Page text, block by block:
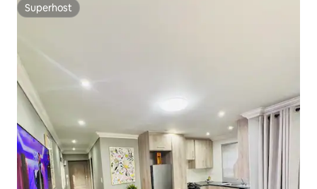
Superhost
Superhost